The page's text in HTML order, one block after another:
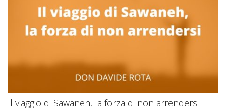
Il viaggio di Sawaneh, la forza di non arrendersi